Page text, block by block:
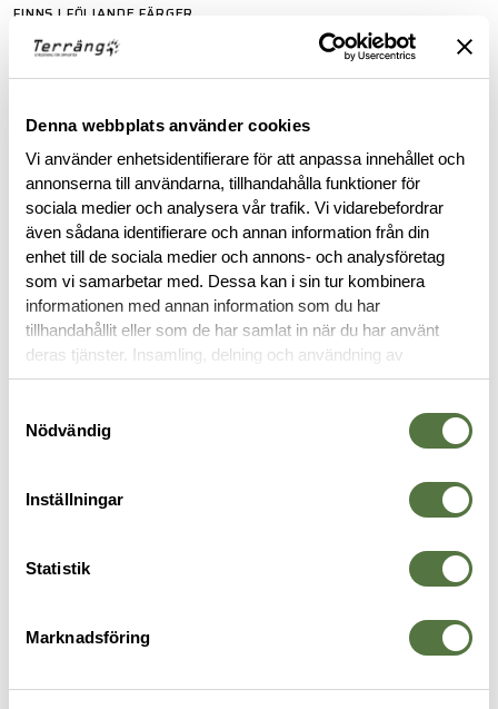
Denna webbplats använder cookies
Vi använder enhetsidentifierare för att anpassa innehållet och
annonserna till användarna, tillhandahålla funktioner för
sociala medier och analysera vår trafik. Vi vidarebefordrar
även sådana identifierare och annan information från din
enhet till de sociala medier och annons- och analysföretag
som vi samarbetar med. Dessa kan i sin tur kombinera
informationen med annan information som du har
tillhandahållit eller som de har samlat in när du har använt
deras tjänster. Insamling, delning och användning av
personuppgifter kan användas för personalisering av
Nödvändig
Inställningar
Statistik
Marknadsföring
FINNS I FÖLJANDE FÄRGER
BESKRIVNING
RECENSIONER
OM VARUMÄRKET
TERMOSAR